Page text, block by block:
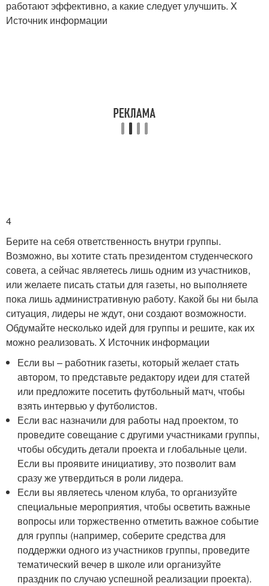
работают эффективно, а какие следует улучшить. X
Источник информации
4
Берите на себя ответственность внутри группы.
Возможно, вы хотите стать президентом студенческого
совета, а сейчас являетесь лишь одним из участников,
или желаете писать статьи для газеты, но выполняете
пока лишь административную работу. Какой бы ни была
ситуация, лидеры не ждут, они создают возможности.
Обдумайте несколько идей для группы и решите, как их
можно реализовать. X Источник информации
Если вы – работник газеты, который желает стать
автором, то представьте редактору идеи для статей
или предложите посетить футбольный матч, чтобы
взять интервью у футболистов.
Если вас назначили для работы над проектом, то
проведите совещание с другими участниками группы,
чтобы обсудить детали проекта и глобальные цели.
Если вы проявите инициативу, это позволит вам
сразу же утвердиться в роли лидера.
Если вы являетесь членом клуба, то организуйте
специальные мероприятия, чтобы осветить важные
вопросы или торжественно отметить важное событие
для группы (например, соберите средства для
поддержки одного из участников группы, проведите
тематический вечер в школе или организуйте
праздник по случаю успешной реализации проекта).